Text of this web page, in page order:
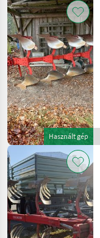
Használt gép